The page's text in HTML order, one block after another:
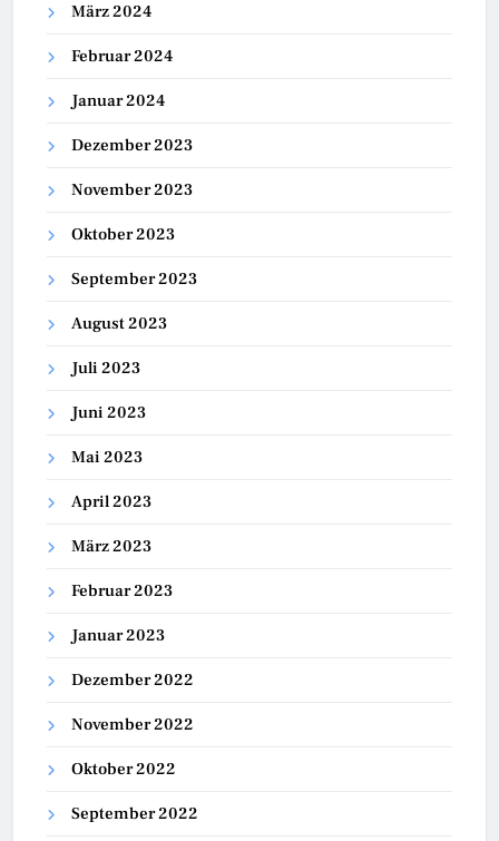
März 2024
Februar 2024
Januar 2024
Dezember 2023
November 2023
Oktober 2023
September 2023
August 2023
Juli 2023
Juni 2023
Mai 2023
April 2023
März 2023
Februar 2023
Januar 2023
Dezember 2022
November 2022
Oktober 2022
September 2022